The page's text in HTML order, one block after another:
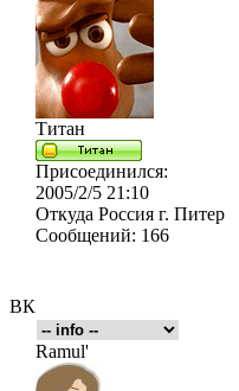
ВК
Титан
Присоединился:
2005/2/5 21:10
Откуда Россия г. Питер
Сообщений: 166
Ramul'